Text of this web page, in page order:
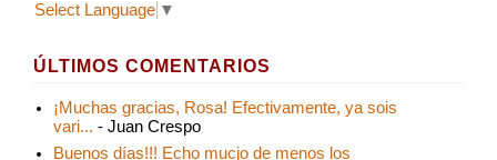
Select Language ▼
ÚLTIMOS COMENTARIOS
¡Muchas gracias, Rosa! Efectivamente, ya sois
vari... - Juan Crespo
Buenos días!!! Echo mucjo de menos los